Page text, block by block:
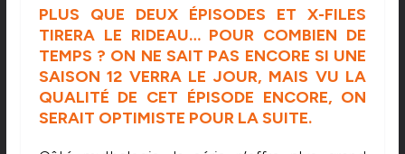
PLUS QUE DEUX ÉPISODES ET X-FILES
TIRERA LE RIDEAU… POUR COMBIEN DE
TEMPS ? ON NE SAIT PAS ENCORE SI UNE
SAISON 12 VERRA LE JOUR, MAIS VU LA
QUALITÉ DE CET ÉPISODE ENCORE, ON
SERAIT OPTIMISTE POUR LA SUITE.